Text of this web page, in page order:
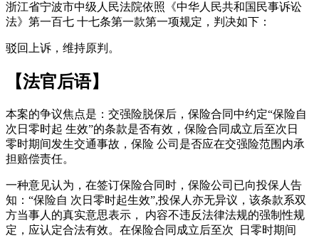
浙江省宁波市中级人民法院依照《中华人民共和国民事诉讼
法》第一百七 十七条第一款第一项规定，判决如下：
驳回上诉，维持原判。
【法官后语】
本案的争议焦点是：交强险脱保后，保险合同中约定“保险自
次日零时起 生效”的条款是否有效，保险合同成立后至次日
零时期间发生交通事故，保险 公司是否应在交强险范围内承
担赔偿责任。
一种意见认为，在签订保险合同时，保险公司已向投保人告
知：“保险自 次日零时起生效”,投保人亦无异议，该条款系双
方当事人的真实意思表示， 内容不违反法律法规的强制性规
定，应认定合法有效。在保险合同成立后至次 日零时期间